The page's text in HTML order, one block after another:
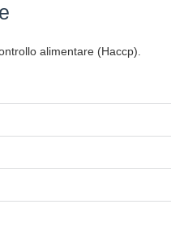
alimentare (Haccp).